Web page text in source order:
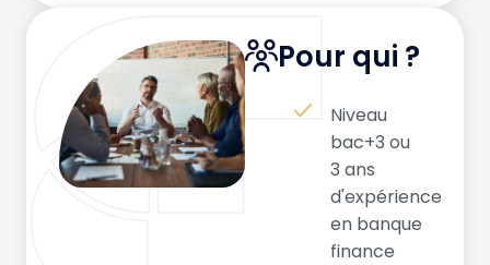
Pour qui ?
Niveau
bac+3 ou
3 ans
d'expérience
en banque
finance